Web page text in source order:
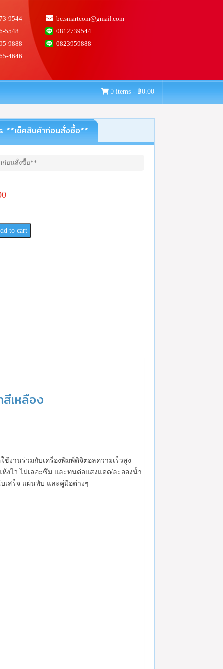
9544
bc.smartcom@gmail.com
5548
0812739544
9888
0823959888
4646
0 items - ฿0.00
**เช็คสินค้าก่อนสั่งซื้อ**
าก่อนสั่งซื้อ**
to cart
เหลือง
ช้งานร่วมกับเครื่องพิมพ์ดิจิตอลความเร็วสูง
งไว ไม่เลอะซึม และทนต่อแสงแดด/ละอองน้ำ
เสร็จ แผ่นพับ และคู่มือต่างๆ